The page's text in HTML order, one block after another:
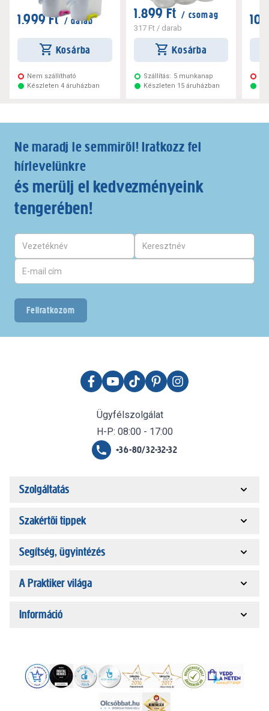
1.999 Ft / darab
Kosárba
Nem szállítható
Készleten 4 áruházban
1.899 Ft / csomag
317 Ft/ darab
Kosárba
Szállítás: 5 munkanap
Készleten 15 áruházban
Ne maradj le semmiről! Iratkozz fel
hírlevelünkre
és merülj el kedvezményeink
tengerében!
Feliratkozom
Ügyfélszolgálat
H-P: 08:00 - 17:00
+36-80/32-32-32
Szolgáltatás
Szakértői tippek
Segítség, ügyintézés
A Praktiker világa
Információ